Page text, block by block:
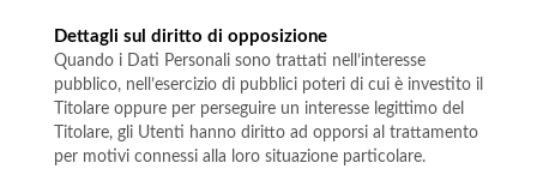
Dettagli sul diritto di opposizione
Quando i Dati Personali sono trattati nell’interesse
pubblico, nell’esercizio di pubblici poteri di cui è investito il
Titolare oppure per perseguire un interesse legittimo del
Titolare, gli Utenti hanno diritto ad opporsi al trattamento
per motivi connessi alla loro situazione particolare.